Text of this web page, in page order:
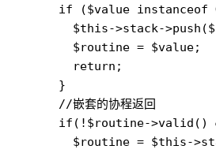
if ($value instanceof
$this->stack-
        $routine = $value;
        return;
      }
      //嵌套的协程返回
if(!$routine->valid()
$routine = $this-